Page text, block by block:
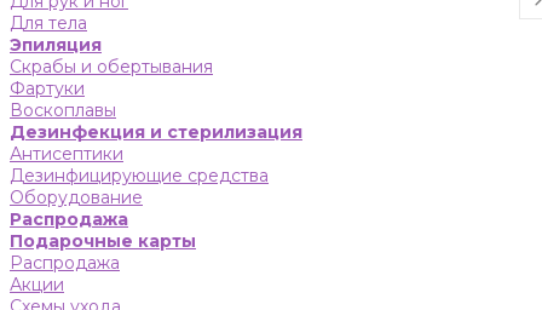
Для тела
Эпиляция
Скрабы и обертывания
Фартуки
Воскоплавы
Дезинфекция и стерилизация
Антисептики
Дезинфицирующие средства
Оборудование
Распродажа
Подарочные карты
Распродажа
Акции